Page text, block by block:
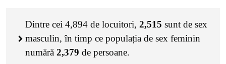
Dintre cei 4,894 de locuitori, 2,515 sunt de sex
masculin, în timp ce populația de sex feminin
numără 2,379 de persoane.